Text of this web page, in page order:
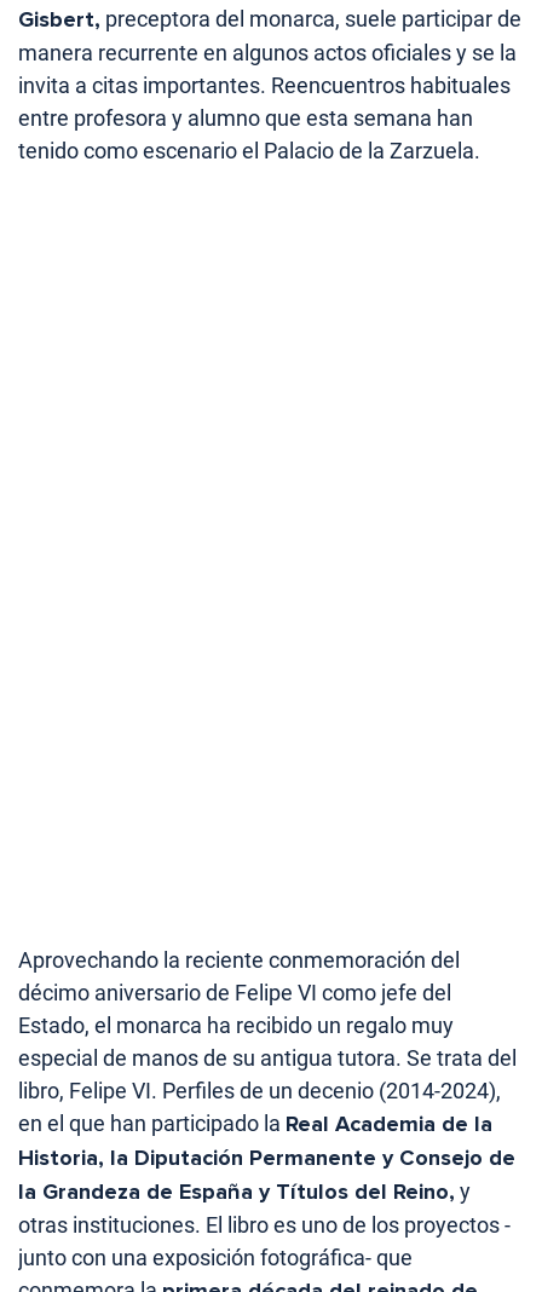
Gisbert, preceptora del monarca, suele participar de
manera recurrente en algunos actos oficiales y se la
invita a citas importantes. Reencuentros habituales
entre profesora y alumno que esta semana han
tenido como escenario el Palacio de la Zarzuela.
Aprovechando la reciente conmemoración del
décimo aniversario de Felipe VI como jefe del
Estado, el monarca ha recibido un regalo muy
especial de manos de su antigua tutora. Se trata del
libro, Felipe VI. Perfiles de un decenio (2014-2024), ​
en el que han participado la Real Academia de la
Historia, la Diputación Permanente y Consejo de
la Grandeza de España y Títulos del Reino, y
otras instituciones. El libro es uno de los proyectos -
junto con una exposición fotográfica- que